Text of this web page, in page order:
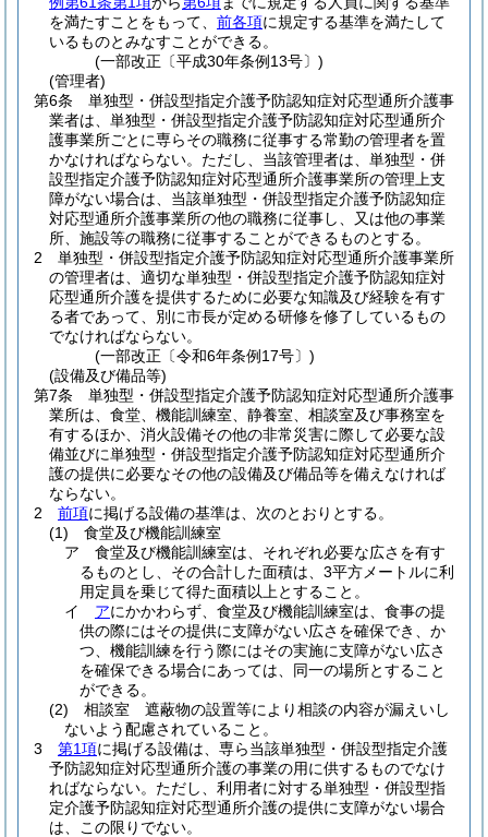
を満たすことをもって、 前各項に規定する基準を満たして
いるものとみなすことができる。
(一部改正〔平成30年条例13号〕)
(管理者)
第6条
単独型・併設型指定介護予防認知症対応型通所介護事
業者は、単独型・併設型指定介護予防認知症対応型通所介
護事業所ごとに専らその職務に従事する常勤の管理者を置
かなければならない。 ただし、当該管理者は、単独型・併
設型指定介護予防認知症対応型通所介護事業所の管理上支
障がない場合は、当該単独型・併設型指定介護予防認知症
対応型通所介護事業所の他の職務に従事し、又は他の事業
所、施設等の職務に従事することができるものとする。
2
単独型・併設型指定介護予防認知症対応型通所介護事業所
の管理者は、適切な単独型・併設型指定介護予防認知症対
応型通所介護を提供するために必要な知識及び経験を有す
る者であって、別に市長が定める研修を修了しているもの
でなければならない。
(一部改正〔令和6年条例17号〕)
(設備及び備品等)
第7条
単独型・併設型指定介護予防認知症対応型通所介護事
業所は、食堂、機能訓練室、静養室、相談室及び事務室を
有するほか、消火設備その他の非常災害に際して必要な設
備並びに単独型・併設型指定介護予防認知症対応型通所介
護の提供に必要なその他の設備及び備品等を備えなければ
ならない。
2
前項に掲げる設備の基準は、次のとおりとする。
(1)
食堂及び機能訓練室
ア
食堂及び機能訓練室は、それぞれ必要な広さを有す
るものとし、その合計した面積は、3平方メートルに利
用定員を乗じて得た面積以上とすること。
イ
アにかかわらず、食堂及び機能訓練室は、食事の提
供の際にはその提供に支障がない広さを確保でき、か
つ、機能訓練を行う際にはその実施に支障がない広さ
を確保できる場合にあっては、同一の場所とすること
ができる。
(2)
相談室 遮蔽物の設置等により相談の内容が漏えいし
ないよう配慮されていること。
3
第1項に掲げる設備は、専ら当該単独型・併設型指定介護
予防認知症対応型通所介護の事業の用に供するものでなけ
ればならない。 ただし、利用者に対する単独型・併設型指
定介護予防認知症対応型通所介護の提供に支障がない場合
は、この限りでない。